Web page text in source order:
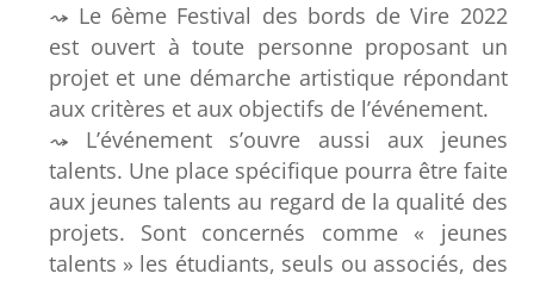
Le 6ème Festival des bords de Vire 2022
est ouvert à toute personne proposant un
projet et une démarche artistique répondant
aux critères et aux objectifs de l’événement.
L’événement s’ouvre aussi aux jeunes
talents. Une place spécifique pourra être faite
aux jeunes talents au regard de la qualité des
projets. Sont concernés comme « jeunes
talents » les étudiants, seuls ou associés, des